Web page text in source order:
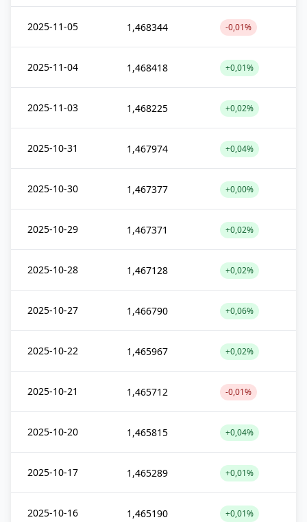
2025-11-05 1,468344 -0,01%
2025-11-04 1,468418 +0,01%
2025-11-03 1,468225 +0,02%
2025-10-31 1,467974 +0,04%
2025-10-30 1,467377 +0,00%
2025-10-29 1,467371 +0,02%
2025-10-28 1,467128 +0,02%
2025-10-27 1,466790 +0,06%
2025-10-22 1,465967 +0,02%
2025-10-21 1,465712 -0,01%
2025-10-20 1,465815 +0,04%
2025-10-17 1,465289 +0,01%
2025-10-16 1,465190 +0,01%